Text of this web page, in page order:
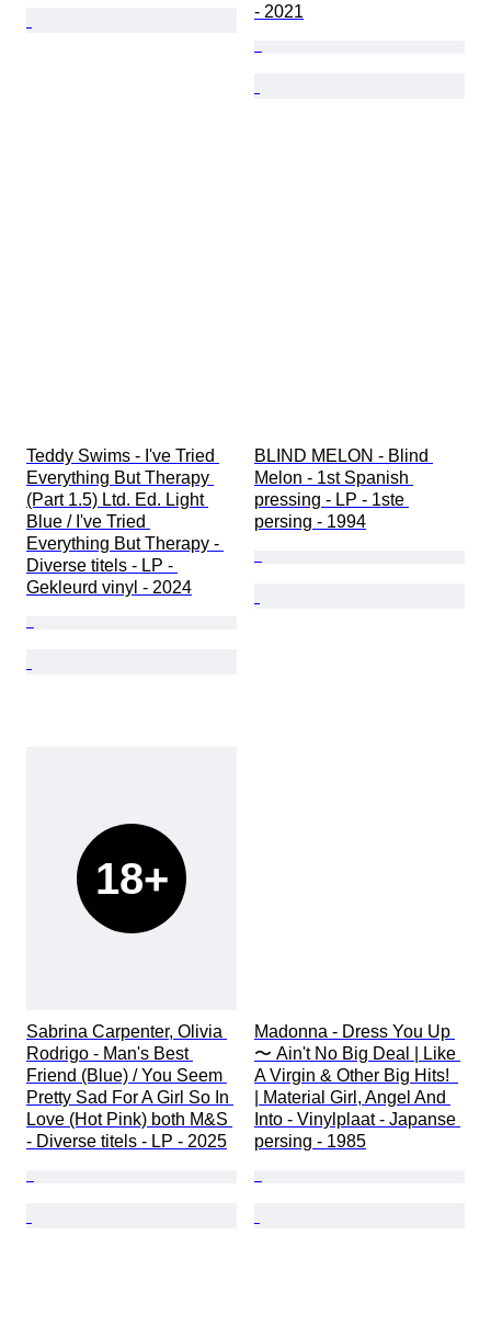
- 2021
Teddy Swims - I've Tried
Everything But Therapy
(Part 1.5) Ltd. Ed. Light
Blue / I've Tried
Everything But Therapy -
Diverse titels - LP -
Gekleurd vinyl - 2024
BLIND MELON - Blind
Melon - 1st Spanish
pressing - LP - 1ste
persing - 1994
18+
Sabrina Carpenter, Olivia
Rodrigo - Man's Best
Friend (Blue) / You Seem
Pretty Sad For A Girl So In
Love (Hot Pink) both M&S
- Diverse titels - LP - 2025
Madonna - Dress You Up
〜 Ain't No Big Deal | Like
A Virgin & Other Big Hits!
| Material Girl, Angel And
Into - Vinylplaat - Japanse
persing - 1985